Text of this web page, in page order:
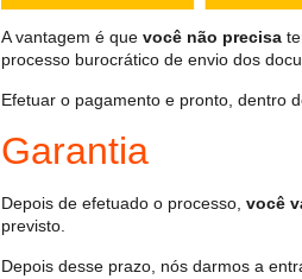
A vantagem é que você não precisa
processo burocrático de envio dos
Efetuar o pagamento e pronto, dentro
Garantia
Depois de efetuado o processo, você
previsto.
Depois desse prazo, nós darmos a